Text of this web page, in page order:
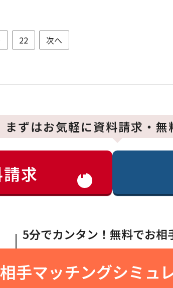
22 次へ
まずはお気軽に資料請求・無
求
5分でカンタン！無料でお相
手マッチングシミュ